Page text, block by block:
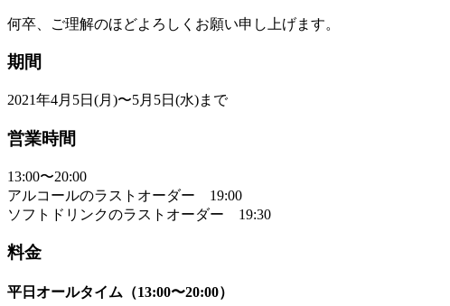
何卒、ご理解のほどよろしくお願い申し上げます。
期間
2021年4月5日(月)〜5月5日(水)まで
営業時間
13:00〜20:00
アルコールのラストオーダー 19:00
ソフトドリンクのラストオーダー 19:30
料金
平日オールタイム（13:00〜20:00）